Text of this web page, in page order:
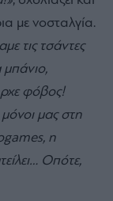
με νοσταλγία.
τις τσάντες
μπάνιο,
φόβος!
μας στη
η
Οπότε,